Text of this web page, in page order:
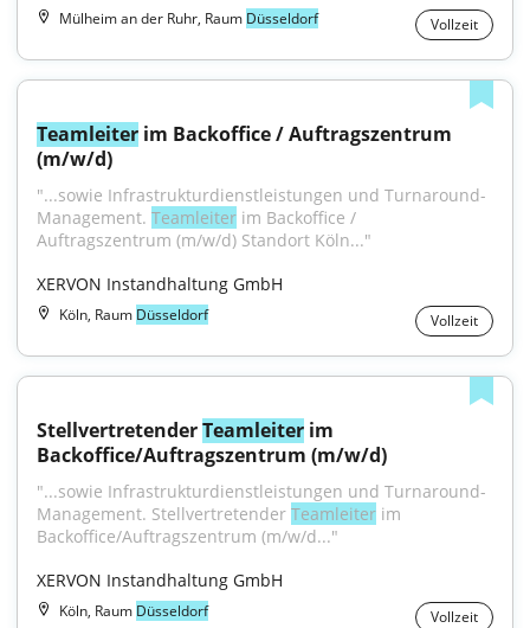
Mülheim an der Ruhr, Raum Düsseldorf Vollzeit
Teamleiter im Backoffice / Auftragszentrum
(m/w/d)
"...sowie Infrastrukturdienstleistungen und Turnaround-
Management. Teamleiter im Backoffice /
Auftragszentrum (m/w/d) Standort Köln..."
XERVON Instandhaltung GmbH
Köln, Raum Düsseldorf Vollzeit
Stellvertretender Teamleiter im
Backoffice/Auftragszentrum (m/w/d)
"...sowie Infrastrukturdienstleistungen und Turnaround-
Management. Stellvertretender Teamleiter im
Backoffice/Auftragszentrum (m/w/d..."
XERVON Instandhaltung GmbH
Köln, Raum Düsseldorf Vollzeit